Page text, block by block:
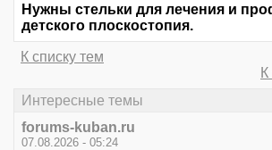
Нужны стельки для лечения и
детского плоскостопия.
К списку тем
Интересные темы
forums-kuban.ru
07.08.2026 - 05:24